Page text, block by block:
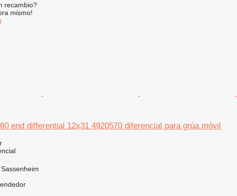
recambio?
mismo!
end differential 12x31 4920570 diferencial para grúa móvil